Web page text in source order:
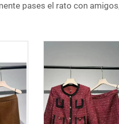
pases el rato con